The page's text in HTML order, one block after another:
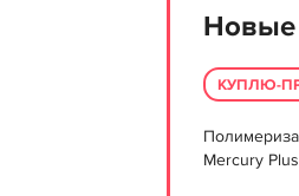
Новые
КУПЛЮ-
Mercury